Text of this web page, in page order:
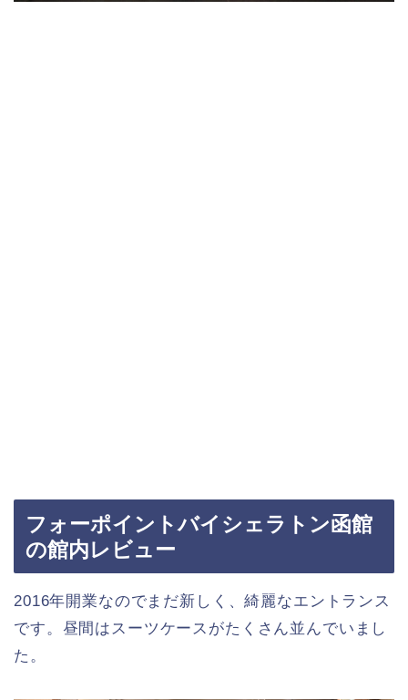
フォーポイントバイシェラトン函館
の館内レビュー
2016年開業なのでまだ新しく、綺麗なエントランス
です。昼間はスーツケースがたくさん並んでいまし
た。